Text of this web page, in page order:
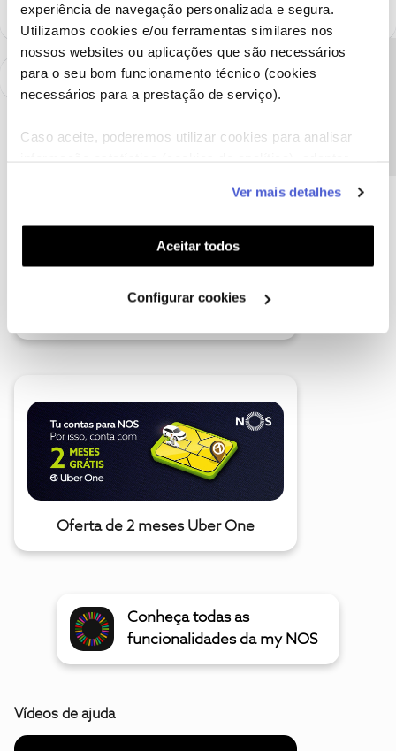
experiência de navegação personalizada e segura.
Utilizamos cookies e/ou ferramentas similares nos
nossos websites ou aplicações que são necessários
para o seu bom funcionamento técnico (cookies
necessários para a prestação de serviço).
Caso aceite, poderemos utilizar cookies para analisar
funcionalidades (cookies de personalização e
funcionalidade) e adaptar anúncios aos seus interesses
(cookies de publicidade personalizada). Pode gerir a
utilização dos cookies clicando em "Configurar
Ver mais detalhes
Aceitar todos
Configurar cookies
Oferta de 2 meses Uber One
Conheça todas as
funcionalidades da my NOS
Vídeos de ajuda